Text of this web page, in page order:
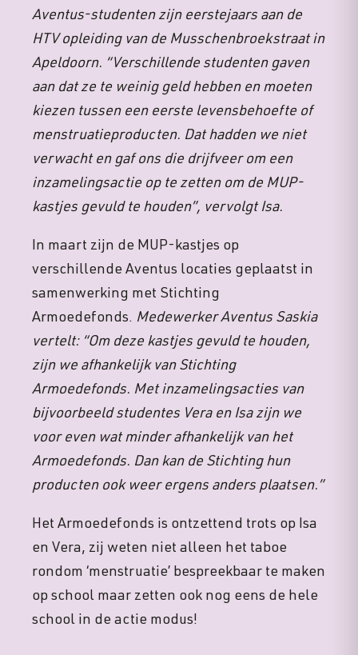
Aventus-studenten zijn eerstejaars aan de
HTV opleiding van de Musschenbroekstraat in
Apeldoorn. “Verschillende studenten gaven
aan dat ze te weinig geld hebben en moeten
kiezen tussen een eerste levensbehoefte of
menstruatieproducten. Dat hadden we niet
verwacht en gaf ons die drijfveer om een
inzamelingsactie op te zetten om de MUP-
kastjes gevuld te houden”, vervolgt Isa.
In maart zijn de MUP-kastjes op
verschillende Aventus locaties geplaatst in
samenwerking met Stichting
Armoedefonds. Medewerker Aventus Saskia
vertelt: “Om deze kastjes gevuld te houden,
zijn we afhankelijk van Stichting
Armoedefonds. Met inzamelingsacties van
bijvoorbeeld studentes Vera en Isa zijn we
voor even wat minder afhankelijk van het
Armoedefonds. Dan kan de Stichting hun
producten ook weer ergens anders plaatsen.”
Het Armoedefonds is ontzettend trots op Isa
en Vera, zij weten niet alleen het taboe
rondom ‘menstruatie’ bespreekbaar te maken
op school maar zetten ook nog eens de hele
school in de actie modus!